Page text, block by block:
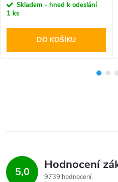
Skladem - hned k odeslání
1 ks
DO KOŠÍKU
5,0 Hodnocení
9739 hodnocení